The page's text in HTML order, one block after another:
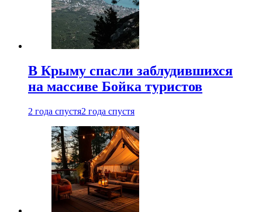
В Крыму спасли заблудившихся
на массиве Бойка туристов
2 года спустя2 года спустя